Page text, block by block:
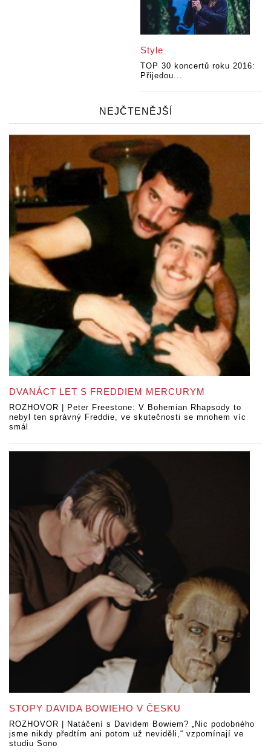
Style
TOP 30 koncertů roku 2016:
Přijedou...
NEJČTENĚJŠÍ
DVANÁCT LET S FREDDIEM MERCURYM
ROZHOVOR | Peter Freestone: V Bohemian Rhapsody to
nebyl ten správný Freddie, ve skutečnosti se mnohem víc
smál
STOPY DAVIDA BOWIEHO V ČESKU
ROZHOVOR | Natáčení s Davidem Bowiem? „Nic podobného
jsme nikdy předtím ani potom už neviděli,“ vzpomínají ve
studiu Sono